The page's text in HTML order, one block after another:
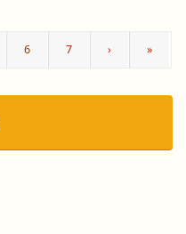
6 7 › »